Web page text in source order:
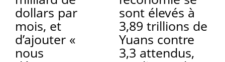
dollars par
mois, et
d’ajouter «
nous
sont élevés à
3,89 trillions de
Yuans contre
3,3 attendus,